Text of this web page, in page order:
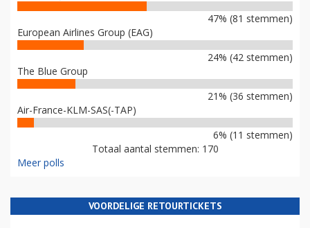
47% (81 stemmen)
European Airlines Group (EAG)
24% (42 stemmen)
The Blue Group
21% (36 stemmen)
Air-France-KLM-SAS(-TAP)
6% (11 stemmen)
Totaal aantal stemmen: 170
Meer polls
VOORDELIGE RETOURTICKETS